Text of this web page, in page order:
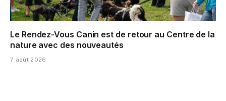
Le Rendez-Vous Canin est de retour au Centre de la
nature avec des nouveautés
7 août 2026